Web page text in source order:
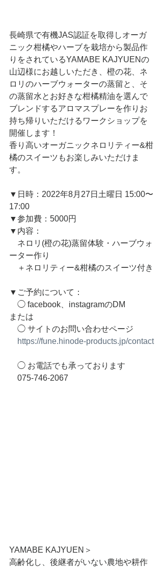
長崎県で有機JAS認証を取得しオーガ
ニック柑橘やハーブを栽培から製品作
りをされているYAMABE KAJYUENの
山辺様にお越しいただき、橙の花、ネ
ロリのハーブウォーターの蒸留と、そ
の蒸留水とお好きな柑橘精油を選んで
ブレンドするアロマスプレーを作りお
持ち帰りいただけるワークショップを
開催します！
香り高いオーガニックネロリティー&柑
橘のスイーツもお楽しみいただけま
す。
▼日時：2022年8月27日土曜日 15:00〜
17:00
▼参加費：5000円
▼内容：
ネロリ(橙の花)蒸留体験・ハーブウォ
ーター作り
＋ネロリティー&柑橘のスイーツ付き
▼ご予約について：
◯ facebook、instagramのDM
または
◯ サイトのお問い合わせページ
https://fune.hinode-products.jp/contact
◯ お電話でも承っております
075-746-2067
YAMABE KAJYUEN＞
高齢化し、後継者がいない農地や耕作